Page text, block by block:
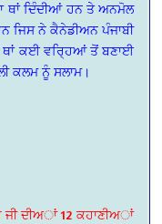
ਥਾਂ ਦਿੰਦੀਆਂ ਹਨ ਤੇ ਅਨਮੋਲ
ਜਿਸ ਨੇ ਕੈਨੇਡੀਅਨ ਪੰਜਾਬੀ
ਥਾਂ ਕਈ ਵਰ੍ਹਿਆਂ ਤੋਂ ਬਣਾਈ
ਕਲਮ ਨੂੰ ਸਲਾਮ।
ਜੀ ਦੀਅਾਂ 12 ਕਹਾਣੀਅਾਂ